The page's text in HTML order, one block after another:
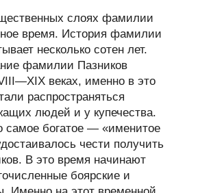
слоях фамилии
время. История фамилии
несколько сотен лет.
фамилии Пазников
веках, именно в это
распространяться
людей и у купечества.
самое богатое — «именитое
чести получить
В это время начинают
боярские и